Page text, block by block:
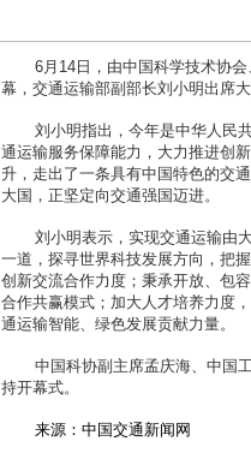
6月14日，由中国科学技术协会
幕，交通运输部副部长刘小明出席
刘小明指出，今年是中华人民共
通运输服务保障能力，大力推进创
升，走出了一条具有中国特色的交
大国，正坚定向交通强国迈进。
刘小明表示，实现交通运输由大
一道，探寻世界科技发展方向，把
创新交流合作力度；秉承开放、包
合作共赢模式；加大人才培养力度
通运输智能、绿色发展贡献力量。
中国科协副主席孟庆海、中国工
持开幕式。
来源：中国交通新闻网